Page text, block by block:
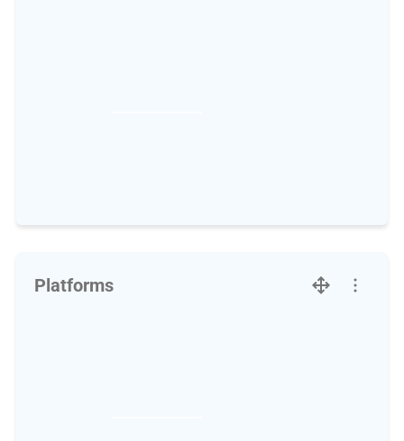
Platforms